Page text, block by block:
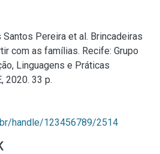
Santos Pereira et al. Brincadeiras
com as famílias. Recife: Grupo
Linguagens e Práticas
2020. 33 p.
handle/123456789/2514